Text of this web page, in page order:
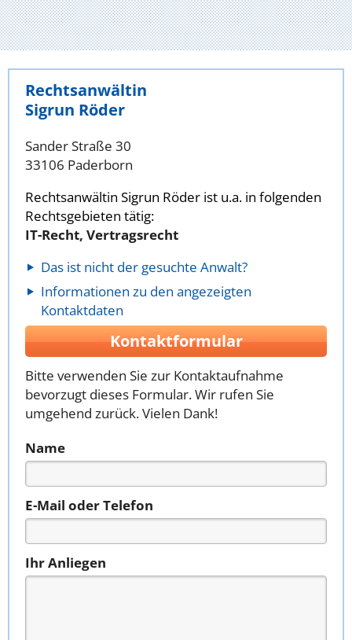
Rechtsanwältin
Sigrun Röder
Sander Straße 30
33106 Paderborn
Rechtsanwältin Sigrun Röder ist u.a. in folgenden
Rechtsgebieten tätig:
IT-Recht, Vertragsrecht
Das ist nicht der gesuchte Anwalt?
Informationen zu den angezeigten
Kontaktdaten
Kontaktformular
Bitte verwenden Sie zur Kontaktaufnahme
bevorzugt dieses Formular. Wir rufen Sie
umgehend zurück. Vielen Dank!
Name
E-Mail oder Telefon
Ihr Anliegen